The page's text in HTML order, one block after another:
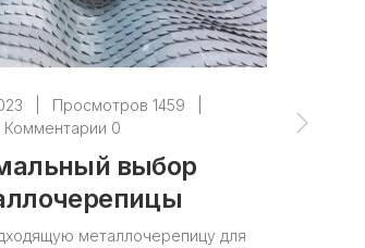
Просмотров 1459
Комментарии 0
выбор
металлочерепицу для